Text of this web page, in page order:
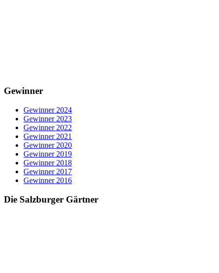
Gewinner
Gewinner 2024
Gewinner 2023
Gewinner 2022
Gewinner 2021
Gewinner 2020
Gewinner 2019
Gewinner 2018
Gewinner 2017
Gewinner 2016
Die Salzburger Gärtner